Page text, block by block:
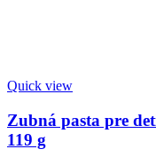
Quick view
Zubná pasta pre
119 g